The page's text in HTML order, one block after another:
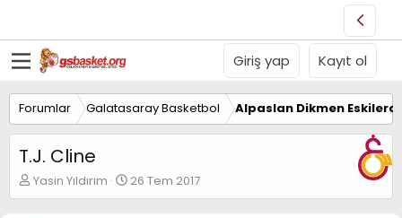
Giriş yap Kayıt ol
Forumlar Galatasaray Basketbol Alpaslan Dikmen
T.J. Cline
K
o
Yasin Yıldırım
B
a
26 Tem 2017